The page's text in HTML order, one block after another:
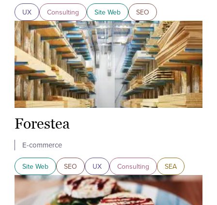
UX Consulting Site Web SEO
Forestea
E-commerce
Site Web SEO UX Consulting SEA